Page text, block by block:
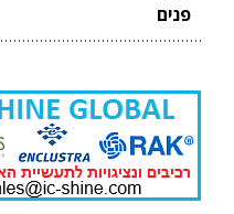
פנים